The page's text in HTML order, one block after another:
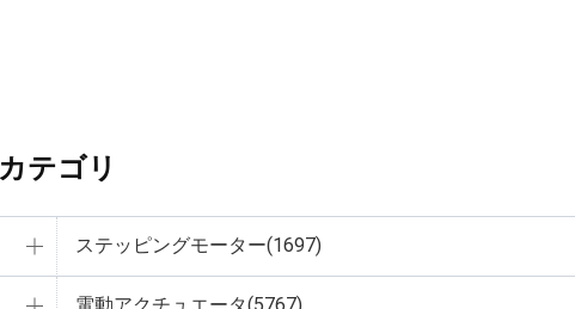
カテゴリ
ステッピングモーター(1697)